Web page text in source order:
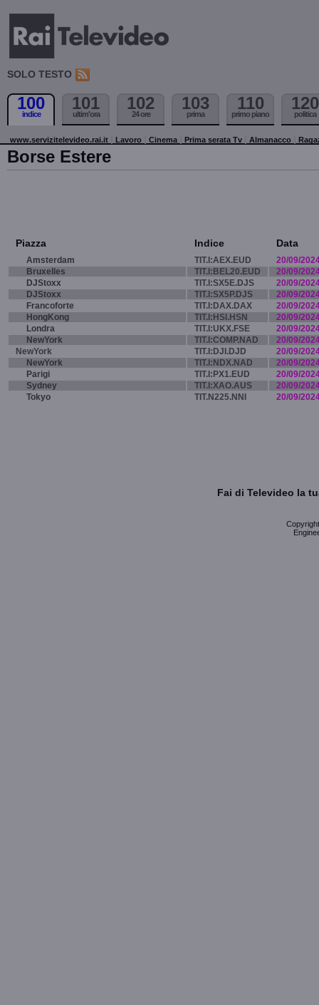
SOLO TESTO
100
indice
101
ultim'ora
102
24 ore
103
prima
110
primo piano
120
politica
www.servizitelevideo.rai.it Lavoro Cinema Prima serata Tv Almanacco
Borse Estere
Piazza Indice Data
Amsterdam TIT.I:AEX.EUD
20/09/
Bruxelles
TIT.I:BEL20.EUD
20/09/
DJStoxx
TIT.I:SX5E.DJS
20/09/
DJStoxx
TIT.I:SX5P.DJS
20/09/
Francoforte
TIT.I:DAX.DAX
20/09/
HongKong
TIT.I:HSI.HSN
20/09/
Londra
TIT.I:UKX.FSE
20/09/
NewYork
TIT.I:COMP.NAD
20/09/
NewYork
TIT.I:DJI.DJD
20/09/
NewYork
TIT.I:NDX.NAD
20/09/
Parigi
TIT.I:PX1.EUD
20/09/
Sydney
TIT.I:XAO.AUS
20/09/
Tokyo
TIT.N225.NNI 20/09/
Fai di Televideo la